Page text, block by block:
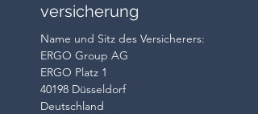
versicherung
Name und Sitz des Versicherers:
ERGO Group AG
ERGO Platz 1
40198 Düsseldorf
Deutschland